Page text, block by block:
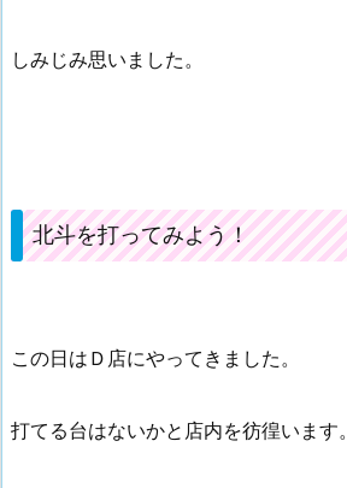
しみじみ思いました。
北斗を打ってみよう！
この日はＤ店にやってきました。
打てる台はないかと店内を彷徨います。